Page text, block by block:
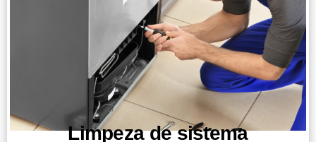
Limpeza de sistema